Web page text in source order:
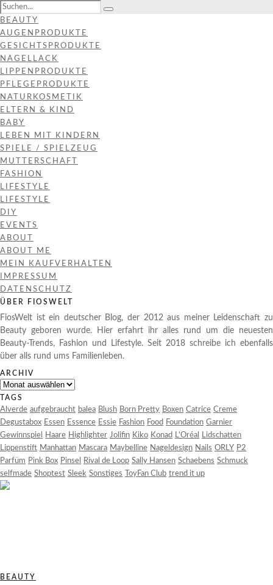
BEAUTY
AUGENPRODUKTE
GESICHTSPRODUKTE
NAGELLACK
LIPPENPRODUKTE
PFLEGEPRODUKTE
NATURKOSMETIK
ELTERN & KIND
BABY
LEBEN MIT KINDERN
SPIELE / SPIELZEUG
MUTTERSCHAFT
FASHION
LIFESTYLE
LIFESTYLE
DIY
EVENTS
ABOUT
ABOUT ME
MEIN KAUFVERHALTEN
IMPRESSUM
DATENSCHUTZ
ÜBER FIOSWELT
FiosWelt ist ein deutscher Blog, der 2012 aus meiner Leidenschaft zu
Beauty geboren wurde. Hier erfahrt ihr alles rund um die neuesten
Beauty-Trends, Fashion und Lifestyle. Seit 2018 schreibe ich ebenfalls
über alls rund ums Familienleben.
ARCHIV
Archiv
TAGS
Alverde aufgebraucht balea Blush Born Pretty Boxen Catrice Creme
Degustabox Essen Essence Essie Fashion Food Foundation Garnier
Gewinnspiel
Haare Highlighter Jolifin Kiko Konad L'Oréal
Lidschatten
Lippenstift Manhattan Mascara Maybelline Nageldesign Nails ORLY P2
Parfüm Pink Box Pinsel Rival de Loop Sally Hansen Schaebens Schmuck
selfmade Shoptest Sleek Sonstiges ToyFan Club trend it up
BEAUTY